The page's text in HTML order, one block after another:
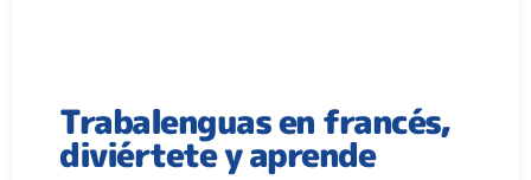
Trabalenguas en francés,
diviértete y aprende